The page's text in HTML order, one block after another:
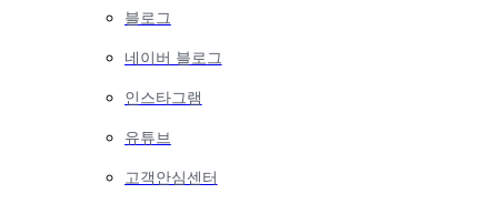
블로그
네이버 블로그
인스타그램
유튜브
고객안심센터